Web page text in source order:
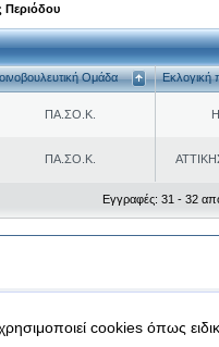
Περιόδου
Ομάδα Εκλογική
ΠΑ.ΣΟ.Κ.
ΠΑ.ΣΟ.Κ.
Εγγραφές: 31 - 32
cookies όπως